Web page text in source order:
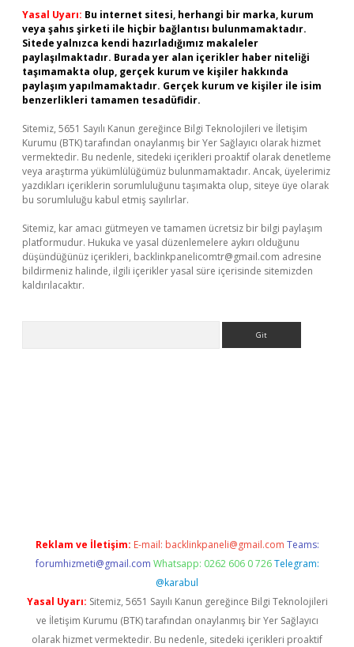
Yasal Uyarı: Bu internet sitesi, herhangi bir marka, kurum
veya şahıs şirketi ile hiçbir bağlantısı bulunmamaktadır.
Sitede yalnızca kendi hazırladığımız makaleler
paylaşılmaktadır. Burada yer alan içerikler haber niteliği
taşımamakta olup, gerçek kurum ve kişiler hakkında
paylaşım yapılmamaktadır. Gerçek kurum ve kişiler ile isim
benzerlikleri tamamen tesadüfidir.
Sitemiz, 5651 Sayılı Kanun gereğince Bilgi Teknolojileri ve İletişim
Kurumu (BTK) tarafından onaylanmış bir Yer Sağlayıcı olarak hizmet
vermektedir. Bu nedenle, sitedeki içerikleri proaktif olarak denetleme
veya araştırma yükümlülüğümüz bulunmamaktadır. Ancak, üyelerimiz
yazdıkları içeriklerin sorumluluğunu taşımakta olup, siteye üye olarak
bu sorumluluğu kabul etmiş sayılırlar.
Sitemiz, kar amacı gütmeyen ve tamamen ücretsiz bir bilgi paylaşım
platformudur. Hukuka ve yasal düzenlemelere aykırı olduğunu
düşündüğünüz içerikleri, backlinkpanelicomtr@gmail.com adresine
bildirmeniz halinde, ilgili içerikler yasal süre içerisinde sitemizden
kaldırılacaktır.
Reklam ve İletişim: E-mail: backlinkpaneli@gmail.com Teams:
forumhizmeti@gmail.com Whatsapp: 0262 606 0 726 Telegram:
@karabul
Yasal Uyarı: Sitemiz, 5651 Sayılı Kanun gereğince Bilgi Teknolojileri
ve İletişim Kurumu (BTK) tarafından onaylanmış bir Yer Sağlayıcı
olarak hizmet vermektedir. Bu nedenle, sitedeki içerikleri proaktif